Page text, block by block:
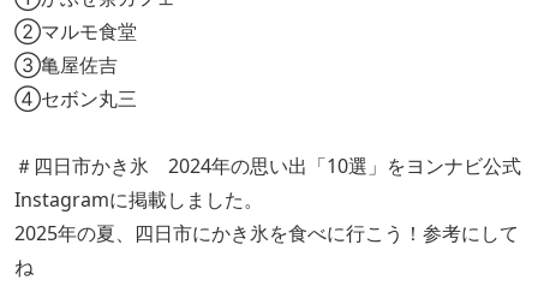
②マルモ食堂
③亀屋佐吉
④セボン丸三
＃四日市かき氷 2024年の思い出「10選」をヨンナビ公式
Instagramに掲載しました。
2025年の夏、四日市にかき氷を食べに行こう！参考にして
ね